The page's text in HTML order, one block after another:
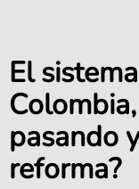
El
pasando
reforma?